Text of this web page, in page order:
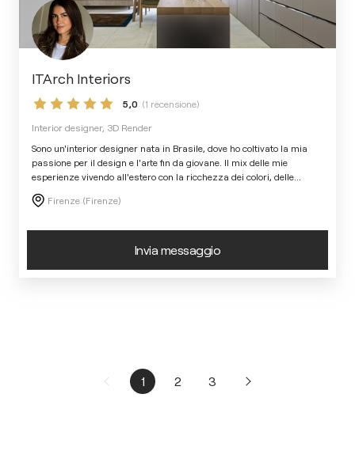
ITArch Interiors
5,0 (1 recensione)
Interior designer, 3D Render
Sono un'interior designer nata in Brasile, dove ho coltivato la mia
passione per il design e l'arte fin da giovane. Il mix delle mie
esperienze vivendo all'estero con la ricchezza dei colori, delle
Firenze (Firenze)
Invia messaggio
1 2 3